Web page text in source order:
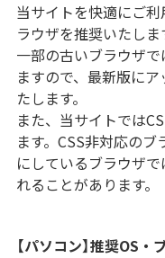
当サイトを快適にご
ラウザを推奨いたしま
一部の古いブラウザ
ますので、最新版に
たします。
また、当サイトでは
ます。CSS非対応の
にしているブラウザ
れることがあります。
【パソコン】推奨OS・